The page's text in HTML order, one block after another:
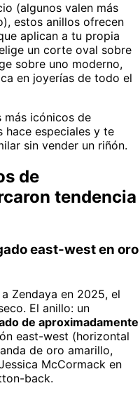
(algunos valen más
estos anillos ofrecen
aplican a tu propia
un corte oval sobre
sobre uno moderno,
en joyerías de todo el
más icónicos de
hace especiales y te
sin vender un riñón.
de
tendencia
east-west en oro
Zendaya en 2025, el
El anillo: un
de aproximadamente
east-west (horizontal
de oro amarillo,
McCormack en
back.